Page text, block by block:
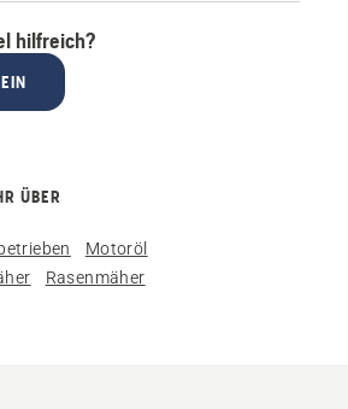
hilfreich?
ÜBER
Motoröl
Rasenmäher